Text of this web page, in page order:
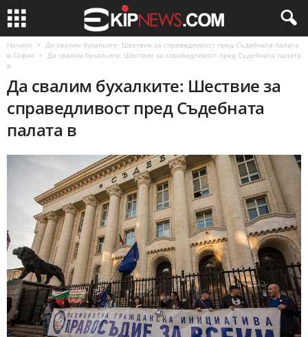
Начало
Да свалим бухалките: Шествие за справедливост пред Съдебната палата
в София
Да свалим бухалките: Шествие за справедливост пред Съдебната палата
в
Да свалим бухалките: Шествие за
справедливост пред Съдебната
палата в